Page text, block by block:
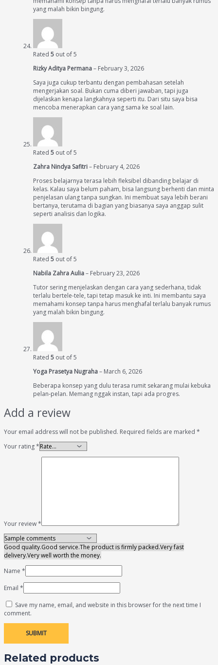
yang malah bikin bingung.
Rated 5 out of 5
Rizky Aditya Permana– February 3, 2026
Saya juga cukup terbantu dengan pembahasan setelah
mengerjakan soal. Bukan cuma diberi jawaban, tapi juga
dijelaskan kenapa langkahnya seperti itu. Dari situ saya bisa
mencoba menerapkan cara yang sama ke soal lain.
Rated 5 out of 5
Zahra Nindya Safitri– February 4, 2026
Proses belajarnya terasa lebih fleksibel dibanding belajar di
kelas. Kalau saya belum paham, bisa langsung berhenti dan minta
penjelasan ulang tanpa sungkan. Ini membuat saya lebih berani
bertanya, terutama di bagian yang biasanya saya anggap sulit
seperti analisis dan logika.
Rated 5 out of 5
Nabila Zahra Aulia– February 23, 2026
Tutor sering menjelaskan dengan cara yang sederhana, tidak
terlalu bertele-tele, tapi tetap masuk ke inti. Ini membantu saya
memahami konsep tanpa harus menghafal terlalu banyak rumus
yang malah bikin bingung.
Rated 5 out of 5
Yoga Prasetya Nugraha– March 6, 2026
Beberapa konsep yang dulu terasa rumit sekarang mulai kebuka
pelan-pelan. Memang nggak instan, tapi ada progres.
Add a review
Your email address will not be published. Required fields are marked *
Your rating*
Your review*
Good quality.Good service.The product is firmly packed.Very fast
delivery.Very well worth the money.
Name *
Email *
Save my name, email, and website in this browser for the next time I
comment.
Related products